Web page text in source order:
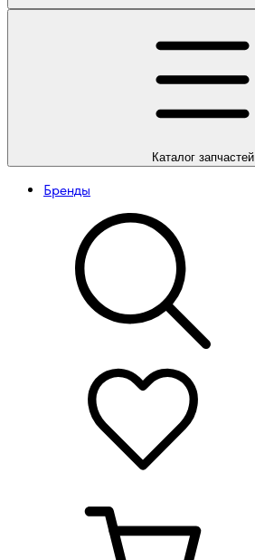
Каталогзапчастей
Бренды